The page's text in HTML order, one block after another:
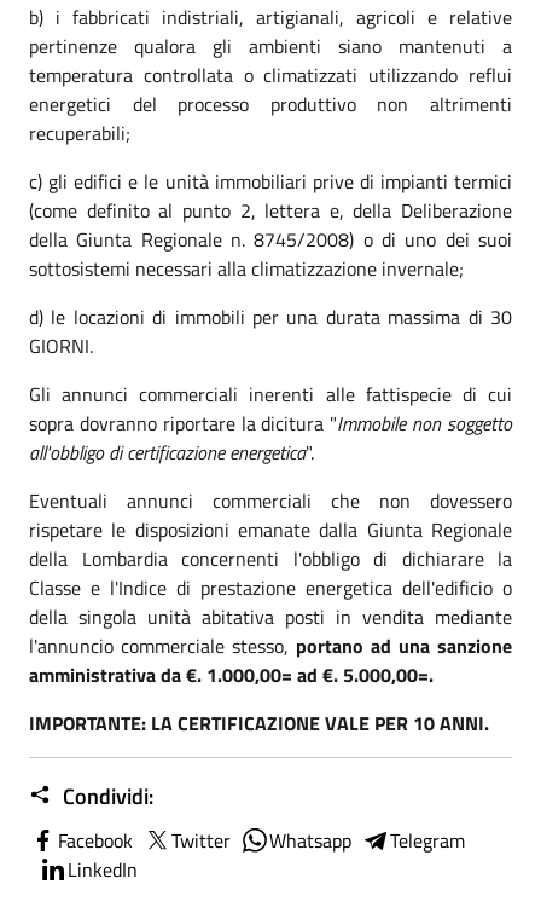
b) i fabbricati indistriali, artigianali, agricoli e relative
pertinenze qualora gli ambienti siano mantenuti a
temperatura controllata o climatizzati utilizzando reflui
energetici del processo produttivo non altrimenti
recuperabili;
c) gli edifici e le unità immobiliari prive di impianti termici
(come definito al punto 2, lettera e, della Deliberazione
della Giunta Regionale n. 8745/2008) o di uno dei suoi
sottosistemi necessari alla climatizzazione invernale;
d) le locazioni di immobili per una durata massima di 30
GIORNI.
Gli annunci commerciali inerenti alle fattispecie di cui
sopra dovranno riportare la dicitura "Immobile non soggetto
all'obbligo di certificazione energetica".
Eventuali annunci commerciali che non dovessero
rispetare le disposizioni emanate dalla Giunta Regionale
della Lombardia concernenti l'obbligo di dichiarare la
Classe e l'Indice di prestazione energetica dell'edificio o
della singola unità abitativa posti in vendita mediante
l'annuncio commerciale stesso, portano ad una sanzione
amministrativa da €. 1.000,00= ad €. 5.000,00=.
IMPORTANTE: LA CERTIFICAZIONE VALE PER 10 ANNI.
Condividi:
Facebook Twitter Whatsapp
Telegram
LinkedIn